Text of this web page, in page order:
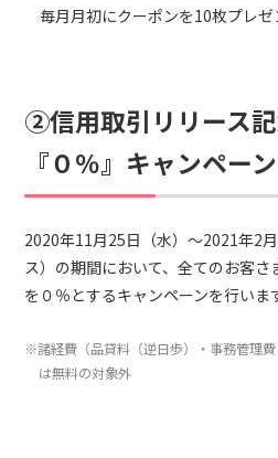
毎月月初にクーポンを10枚プレゼ
②信用取引リリース
『０％』キャンペーン
2020年11月25日（水）～2021年2
ス）の期間において、全てのお客
を０％とするキャンペーンを行いま
※諸経費（品貸料（逆日歩）・事務管理費
は無料の対象外